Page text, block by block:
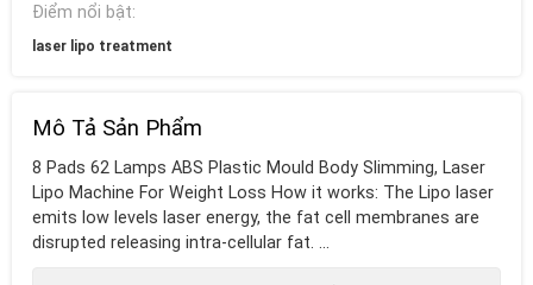
Điểm nổi bật:
laser lipo treatment
Mô Tả Sản Phẩm
8 Pads 62 Lamps ABS Plastic Mould Body Slimming, Laser
Lipo Machine For Weight Loss How it works: The Lipo laser
emits low levels laser energy, the fat cell membranes are
disrupted releasing intra-cellular fat. ...